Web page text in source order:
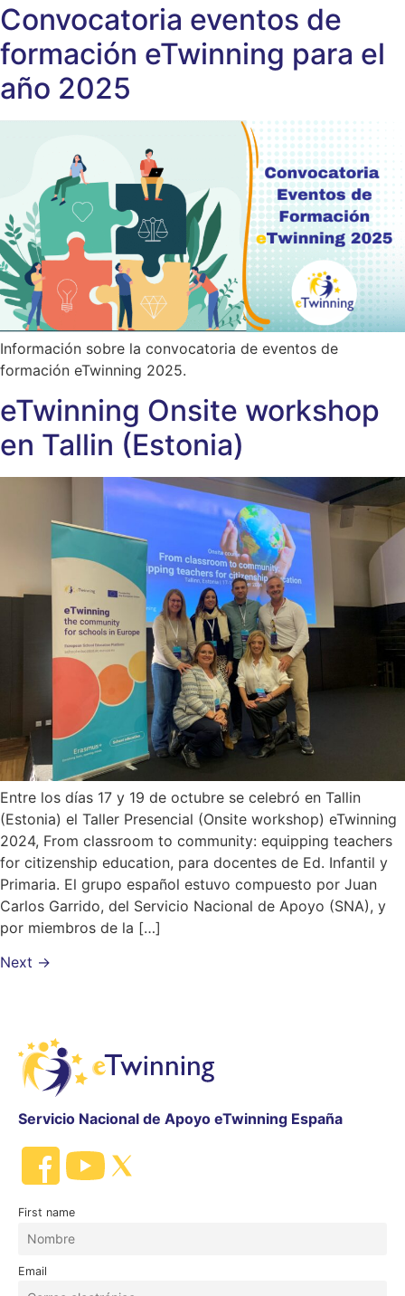
Convocatoria eventos de
formación eTwinning para el
año 2025
Información sobre la convocatoria de eventos de
formación eTwinning 2025.
eTwinning Onsite workshop
en Tallin (Estonia)
Entre los días 17 y 19 de octubre se celebró en Tallin
(Estonia) el Taller Presencial (Onsite workshop) eTwinning
2024, From classroom to community: equipping teachers
for citizenship education, para docentes de Ed. Infantil y
Primaria. El grupo español estuvo compuesto por Juan
Carlos Garrido, del Servicio Nacional de Apoyo (SNA), y
por miembros de la […]
Next →
Servicio Nacional de Apoyo eTwinning España
First name
Email